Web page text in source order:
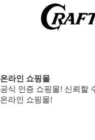
온라인 쇼핑몰
공식 인증 쇼핑몰! 신뢰할
온라인 쇼핑몰!